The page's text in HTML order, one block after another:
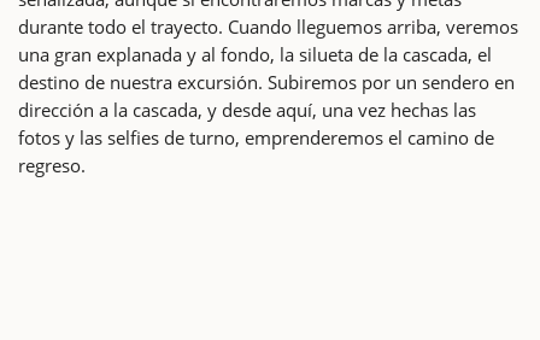
durante todo el trayecto. Cuando lleguemos arriba, veremos
una gran explanada y al fondo, la silueta de la cascada, el
destino de nuestra excursión. Subiremos por un sendero en
dirección a la cascada, y desde aquí, una vez hechas las
fotos y las selfies de turno, emprenderemos el camino de
regreso.